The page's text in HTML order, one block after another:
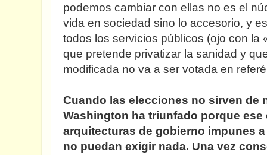
podemos cambiar con ellas no es el
vida en sociedad sino lo accesorio, y
todos los servicios públicos (ojo con la
que pretende privatizar la sanidad y
modificada no va a ser votada en
Cuando las elecciones no sirven de
Washington ha triunfado porque
arquitecturas de gobierno impunes
no puedan exigir nada. Una vez